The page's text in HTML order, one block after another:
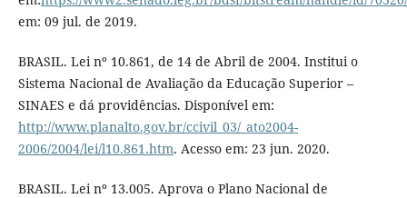
em: 09 jul. de 2019.
BRASIL. Lei nº 10.861, de 14 de Abril de 2004. Institui o
Sistema Nacional de Avaliação da Educação Superior –
SINAES e dá providências. Disponível em:
http://www.planalto.gov.br/ccivil_03/_ato2004-
2006/2004/lei/l10.861.htm. Acesso em: 23 jun. 2020.
BRASIL. Lei nº 13.005. Aprova o Plano Nacional de